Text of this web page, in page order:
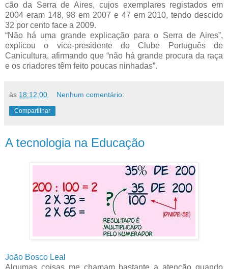
cão da Serra de Aires, cujos exemplares registados em
2004 eram 148, 98 em 2007 e 47 em 2010, tendo descido
32 por cento face a 2009.
“Não há uma grande explicação para o Serra de Aires”,
explicou o vice-presidente do Clube Português de
Canicultura, afirmando que “não há grande procura da raça
e os criadores têm feito poucas ninhadas”.
às 18:12:00 Nenhum comentário:
Compartilhar
A tecnologia na Educação
João Bosco Leal